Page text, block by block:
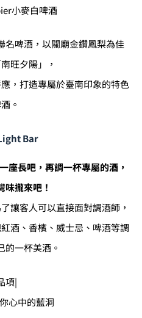
小麥白啤酒
名啤酒，以關廟金鑽鳳梨為佳
旺夕陽」，
，打造專屬於臺南印象的特色
。
Bar
座長吧，再調一杯專屬的酒，
味攏來吧！
讓客人可以直接面對調酒師，
酒、香檳、威士忌、啤酒等調
的一杯美酒。
項|
心中的藍洞